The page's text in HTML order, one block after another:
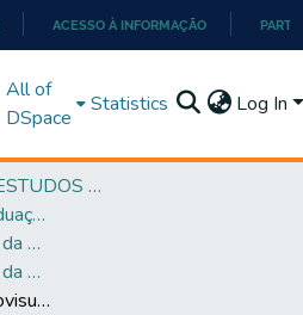
PARA
O
ACESSO À INFORMAÇÃO
All of
DSpace
Statistics Log In
INSTITUTO DE ESTUDOS DA LINGUAGEM
Programa de Pós-Graduação em Estudos da Linguagem (PPGEL)
Mestrado em Estudos da Linguagem - PPGEL
Mestrado em Estudos da Linguagem - PPGEL
O enunciado verbovocovisual na/pela construção midiática do estereótipo Lula